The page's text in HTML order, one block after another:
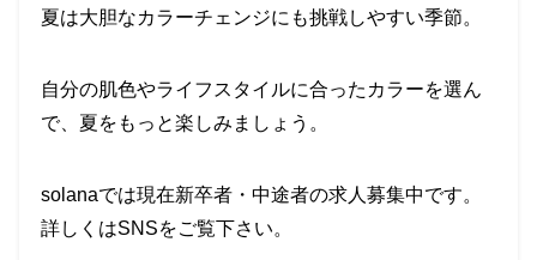
夏は大胆なカラーチェンジにも挑戦しやすい季節。
自分の肌色やライフスタイルに合ったカラーを選ん
で、夏をもっと楽しみましょう。
solanaでは現在新卒者・中途者の求人募集中です。
詳しくはSNSをご覧下さい。